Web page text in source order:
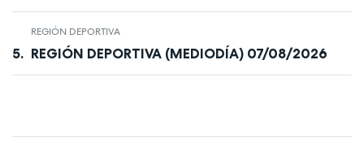
REGIÓN DEPORTIVA
REGIÓN DEPORTIVA (MEDIODÍA) 07/08/2026